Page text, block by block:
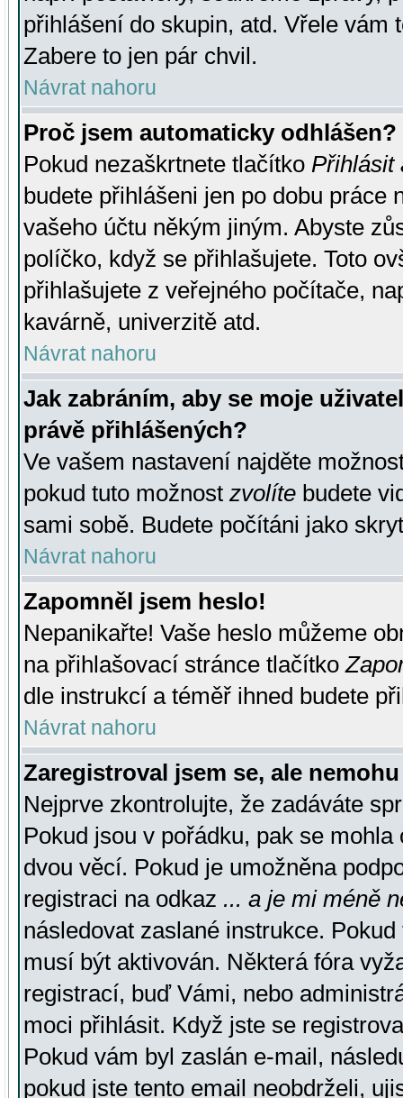
přihlášení do skupin, atd. Vřele vám
Zabere to jen pár chvil.
Návrat nahoru
Proč jsem automaticky odhlášen?
Pokud nezaškrtnete tlačítko Přihlásit
budete přihlášeni jen po dobu práce
vašeho účtu někým jiným. Abyste
políčko, když se přihlašujete. Toto
přihlašujete z veřejného počítače,
kavárně, univerzitě atd.
Návrat nahoru
Jak zabráním, aby se moje
právě přihlášených?
Ve vašem nastavení najděte
pokud tuto možnost zvolíte budete
sami sobě. Budete počítáni jako
Návrat nahoru
Zapomněl jsem heslo!
Nepanikařte! Vaše heslo můžeme
na přihlašovací stránce tlačítko
dle instrukcí a téměř ihned budete
Návrat nahoru
Zaregistroval jsem se, ale
Nejprve zkontrolujte, že zadáváte
Pokud jsou v pořádku, pak se
dvou věcí. Pokud je umožněna
registraci na odkaz ... a je mi méně
následovat zaslané instrukce.
musí být aktivován. Některá fóra
registrací, buď Vámi, nebo
moci přihlásit. Když jste se
Pokud vám byl zaslán e-mail,
pokud jste tento email neobdrželi,